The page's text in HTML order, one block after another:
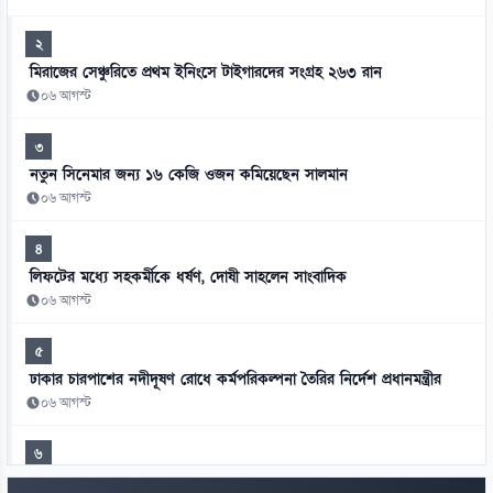
২
মিরাজের সেঞ্চুরিতে প্রথম ইনিংসে টাইগারদের সংগ্রহ ২৬৩ রান
০৬ আগস্ট
৩
নতুন সিনেমার জন্য ১৬ কেজি ওজন কমিয়েছেন সালমান
০৬ আগস্ট
৪
লিফটের মধ্যে সহকর্মীকে ধর্ষণ, দোষী সাহলেন সাংবাদিক
০৬ আগস্ট
৫
ঢাকার চারপাশের নদীদূষণ রোধে কর্মপরিকল্পনা তৈরির নির্দেশ প্রধানমন্ত্রীর
০৬ আগস্ট
৬
বাংলাদেশে হামের সাম্প্রতিক ভয়াবহ বিস্তার এখন শুধু একটি সংক্রামক রোগের